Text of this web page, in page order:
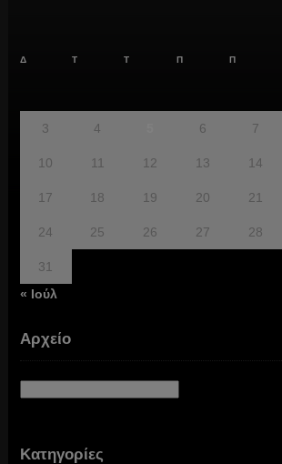
Δ Τ Τ Π Π
3 4 6 7
10 11 12 13 14
17 18 19 20 21
24 25 26 27 28
31
« Ιούλ
Αρχείο
Κατηγορίες